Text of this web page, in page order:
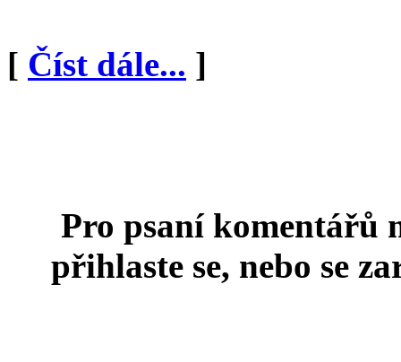
[ Číst dále... ]
Pro psaní komentářů
přihlaste se, nebo se